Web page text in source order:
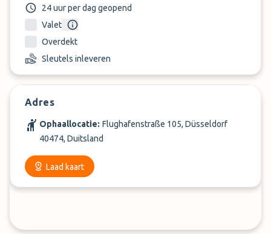
24 uur per dag geopend
Valet
Overdekt
Sleutels inleveren
Adres
Ophaallocatie: Flughafenstraße 105, Düsseldorf
40474, Duitsland
Laad kaart